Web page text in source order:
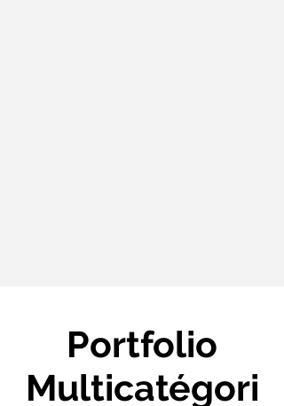
Portfolio
Multicatégori